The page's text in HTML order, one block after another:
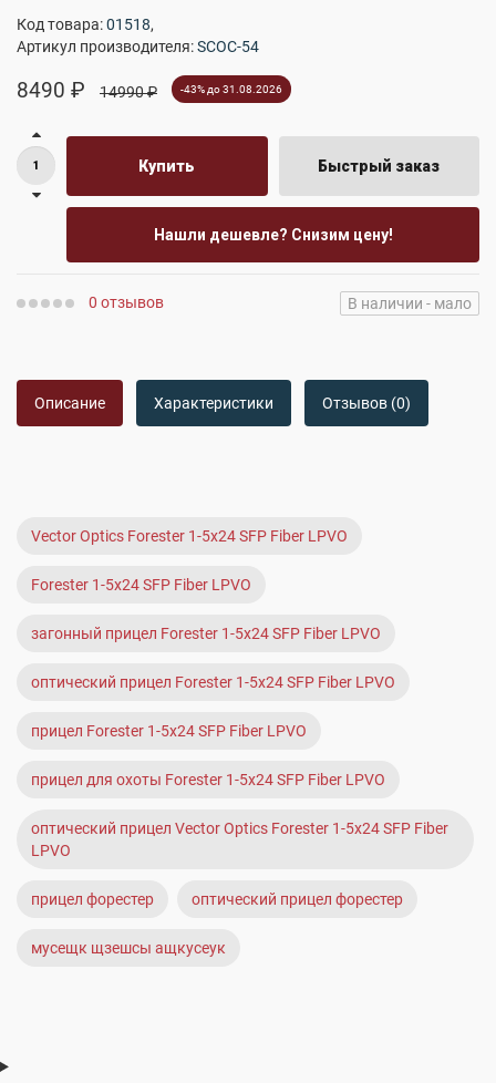
Код товара:01518,
Артикул производителя:SCOC-54
8490 ₽ 14990 ₽ -43% до 31.08.2026
Купить Быстрый заказ
Нашли дешевле? Снизим цену!
0 отзывов В наличии - мало
Описание Характеристики Отзывов (0)
Vector Optics Forester 1-5x24 SFP Fiber LPVO
Forester 1-5x24 SFP Fiber LPVO
загонный прицел Forester 1-5x24 SFP Fiber LPVO
оптический прицел Forester 1-5x24 SFP Fiber LPVO
прицел Forester 1-5x24 SFP Fiber LPVO
прицел для охоты Forester 1-5x24 SFP Fiber LPVO
оптический прицел Vector Optics Forester 1-5x24 SFP Fiber
LPVO
прицел форестер оптический прицел форестер
мусещк щзешсы ащкусеук